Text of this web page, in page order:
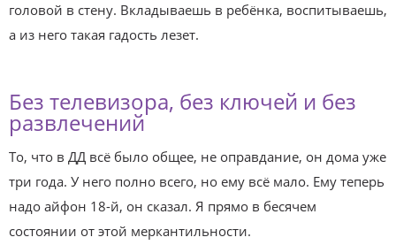
головой в стену. Вкладываешь в ребёнка, воспитываешь,
а из него такая гадость лезет.
Без телевизора, без ключей и без
развлечений
То, что в ДД всё было общее, не оправдание, он дома уже
три года. У него полно всего, но ему всё мало. Ему теперь
надо айфон 18-й, он сказал. Я прямо в бесячем
состоянии от этой меркантильности.